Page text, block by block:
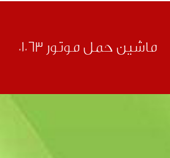
ماشین حمل موتور 01063